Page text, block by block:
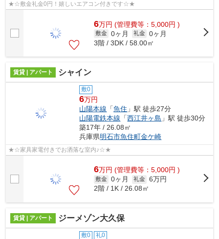
★☆敷金礼金0円！嬉しいエアコン付きです☆★
6万円 (管理費等：5,000円 )
敷金 0ヶ月 礼金 0ヶ月
3階 / 3DK / 58.00㎡
賃貸 | アパート シャイン
敷0
6万円
山陽本線 「魚住 」駅 徒歩27分
山陽電鉄本線 「西江井ヶ島 」駅 徒歩30分
築17年 / 26.08㎡
兵庫県明石市魚住町金ケ崎
★☆家具家電付きでお洒落な室内♪☆★
6万円 (管理費等：5,000円 )
敷金 0ヶ月 礼金 6万円
2階 / 1K / 26.08㎡
賃貸 | アパート ジーメゾン大久保
敷0 礼0